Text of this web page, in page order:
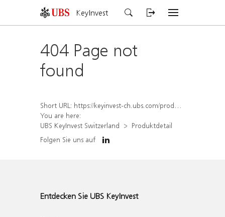
KeyInvest
404 Page not
found
Short URL: https://keyinvest-ch.ubs.com/produkt/detail/index/isin/CH1574360827
You are here:
UBS KeyInvest Switzerland
Produktdetail
Folgen Sie uns auf
Entdecken Sie UBS KeyInvest